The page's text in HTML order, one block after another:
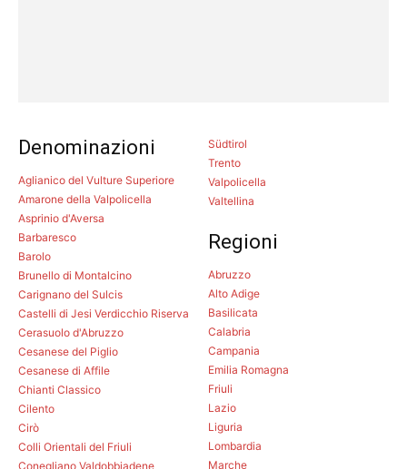
Denominazioni
Aglianico del Vulture Superiore
Amarone della Valpolicella
Asprinio d'Aversa
Barbaresco
Barolo
Brunello di Montalcino
Carignano del Sulcis
Castelli di Jesi Verdicchio Riserva
Cerasuolo d'Abruzzo
Cesanese del Piglio
Cesanese di Affile
Chianti Classico
Cilento
Cirò
Colli Orientali del Friuli
Conegliano Valdobbiadene
Südtirol
Trento
Valpolicella
Valtellina
Regioni
Abruzzo
Alto Adige
Basilicata
Calabria
Campania
Emilia Romagna
Friuli
Lazio
Liguria
Lombardia
Marche